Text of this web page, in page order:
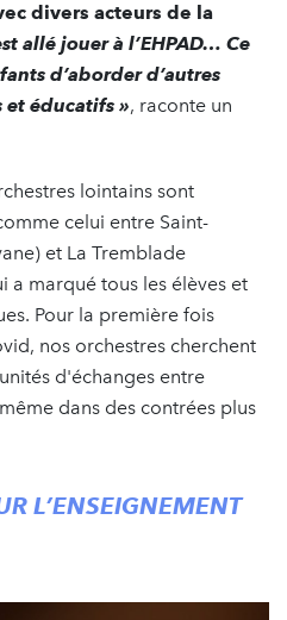
divers acteurs de la
allé jouer à l’EHPAD… Ce
d’aborder d’autres
et éducatifs », raconte un
lointains sont
celui entre Saint-
et La Tremblade
a marqué tous les élèves et
Pour la première fois
nos orchestres cherchent
d'échanges entre
dans des contrées plus
L’ENSEIGNEMENT